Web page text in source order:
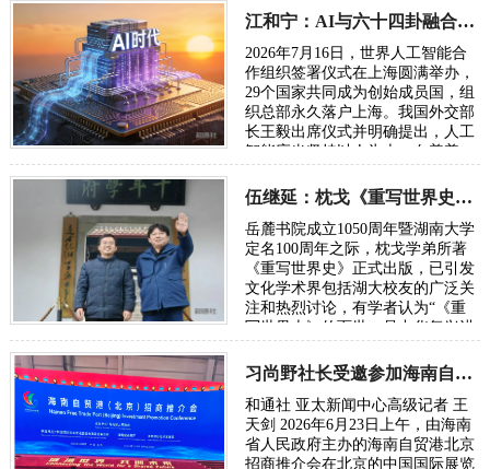
眼联盟国家…
江和宁：AI与六十四卦融合将成为读懂宇宙的通用语言
2026年7月16日，世界人工智能合
作组织签署仪式在上海圆满举办，
29个国家共同成为创始成员国，组
织总部永久落户上海。我国外交部
长王毅出席仪式并明确提出，人工
智能应当坚持以人为本、向善普
惠，搭建全球风险预警、灾害应急
共享机制，…
伍继延：枕戈《重写世界史》献礼湖大百周年校庆
岳麓书院成立1050周年暨湖南大学
定名100周年之际，枕戈学弟所著
《重写世界史》正式出版，已引发
文化学术界包括湖大校友的广泛关
注和热烈讨论，有学者认为“《重
写世界史》的面世，是中华复兴进
程中一次里程碑式的文化觉醒”。
可以说，这…
习尚野社长受邀参加海南自贸港北京招商推介会
和通社 亚太新闻中心高级记者 王
天剑 2026年6月23日上午，由海南
省人民政府主办的海南自贸港北京
招商推介会在北京的中国国际展览